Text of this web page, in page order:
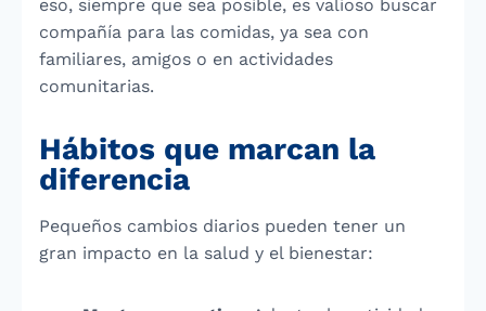
eso, siempre que sea posible, es valioso buscar
compañía para las comidas, ya sea con
familiares, amigos o en actividades
comunitarias.
Hábitos que marcan la
diferencia
Pequeños cambios diarios pueden tener un
gran impacto en la salud y el bienestar: